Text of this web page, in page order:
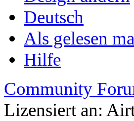
Deutsch
Als gelesen
Hilfe
Community
Lizensiert an: